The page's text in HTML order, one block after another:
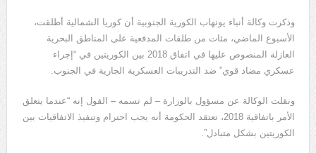
وذكرت وكالة أنباء يونهاب الكورية الجنوبية أن كوريا الشمالية أطلقت،
الأسبوع الماضي، مئات من طلقات المدفعية على المناطق البحرية
العازلة المنصوص عليها في اتفاق 2018 بين الكوريتين في “إجراء
عسكري مضاد قوي” ضد التدريبات العسكرية الجارية في الجنوب.
ونقلت الوكالة عن مسؤول بالوزارة – لم تسمه – القول إنه “عندما يتعلق
الأمر باتفاقية 2018، تعتقد الحكومة أنه يجب احترام وتنفيذ الاتفاقيات بين
الكوريتين بشكل متبادل”.